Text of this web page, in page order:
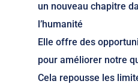
un nouveau chapitre
l’humanité
Elle offre des
pour améliorer notre
Cela repousse les